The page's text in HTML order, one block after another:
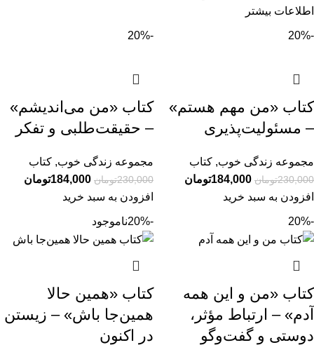
اطلاعات بیشتر
-20%
کتاب «من مهم هستم»
– مسئولیت‌پذیری
مجموعه زندگی خوب, کتاب
230,000تومان 184,000تومان
افزودن به سبد خرید
-20%
کتاب «من می‌اندیشم»
– حقیقت‌طلبی و تفکر
مجموعه زندگی خوب, کتاب
230,000تومان 184,000تومان
افزودن به سبد خرید
-20%
کتاب «من و این همه
آدم» – ارتباط مؤثر،
دوستی و گفت‌وگو
-20% ناموجود
کتاب «همین حالا
همین‌جا باش» – زیستن
در اکنون